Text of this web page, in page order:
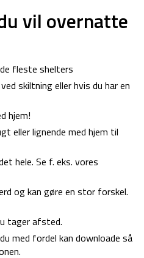
vil overnatte
fleste shelters
skiltning eller hvis du har en
hjem!
eller lignende med hjem til
hele. Se f. eks. vores
og kan gøre en stor forskel.
tager afsted.
med fordel kan downloade så